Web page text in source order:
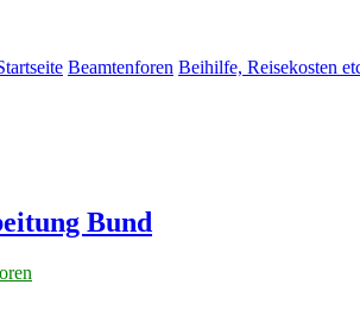
Beamtenforen Beihilfe, Reisekosten
Bund